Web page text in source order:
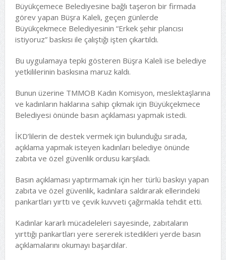
Büyükçemece Belediyesine bağlı taşeron bir firmada
görev yapan Büşra Kaleli, geçen günlerde
Büyükçekmece Belediyesinin “Erkek şehir plancısı
istiyoruz” baskısı ile çalıştığı işten çıkartıldı.
Bu uygulamaya tepki gösteren Büşra Kaleli ise belediye
yetkililerinin baskısına maruz kaldı.
Bunun üzerine TMMOB Kadın Komisyon, meslektaşlarına
ve kadınların haklarına sahip çıkmak için Büyükçekmece
Belediyesi önünde basın açıklaması yapmak istedi.
İKD’lilerin de destek vermek için bulunduğu sırada,
açıklama yapmak isteyen kadınları belediye önünde
zabıta ve özel güvenlik ordusu karşıladı.
Basın açıklaması yaptırmamak için her türlü baskıyı yapan
zabıta ve özel güvenlik, kadınlara saldırarak ellerindeki
pankartları yırttı ve çevik kuvveti çağırmakla tehdit etti.
Kadınlar kararlı mücadeleleri sayesinde, zabıtaların
yırttığı pankartları yere sererek istedikleri yerde basın
açıklamalarını okumayı başardılar.